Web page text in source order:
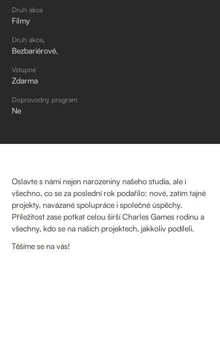
Druh akce
Filmy
Druh akce
Bezbariérové
Vstupné
Zdarma
Doprovodný program
Ne
Oslavte s námi nejen narozeniny našeho studia, ale i
všechno, co se za poslední rok podařilo: nové, zatím tajné
projekty, navázané spolupráce i společné úspěchy.
Příležitost zase potkat celou širší Charles Games rodinu a
všechny, kdo se na našich projektech, jakkoliv podíleli.
Těšíme se na vás!